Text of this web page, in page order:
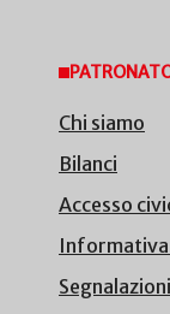
Chi siamo
Bilanci
Accesso